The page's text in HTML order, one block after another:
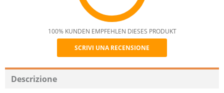
Recommend
100% KUNDEN EMPFEHLEN DIESES PRODUKT
SCRIVI UNA RECENSIONE
Descrizione